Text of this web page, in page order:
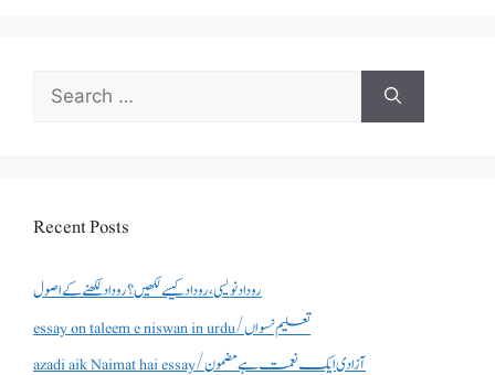
Search
for:
Recent Posts
روداد نویسی ،روداد کیسے لکھیں؟ روداد لکھنے کے اصول
essay on taleem e niswan in urdu/تعلیم نسواں
azadi aik Naimat hai essay/آزادی ایک نعمت ہے مضمون